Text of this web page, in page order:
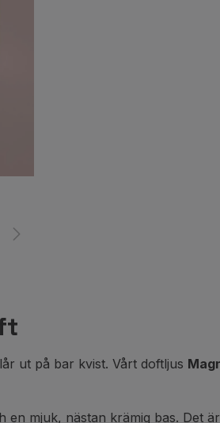
ut på bar kvist. Vårt doftljus
mjuk, nästan krämig bas. Det